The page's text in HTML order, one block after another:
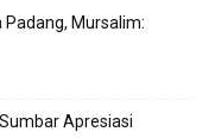
Padang, Mursalim:
Apresiasi